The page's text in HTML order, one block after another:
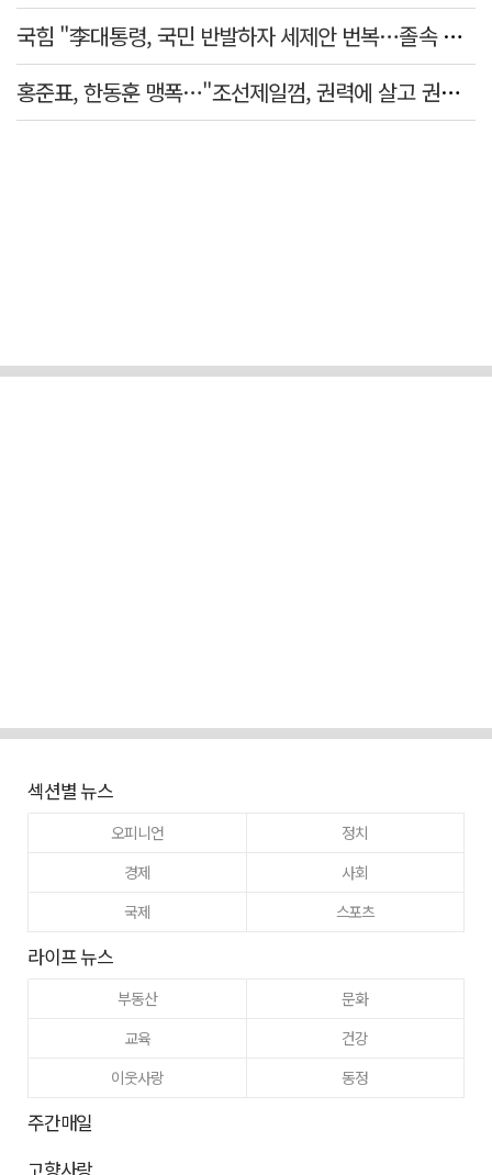
국힘 "李대통령, 국민 반발하자 세제안 번복…졸속 국정 즉각 중단"
홍준표, 한동훈 맹폭…"조선제일껌, 권력에 살고 권력에 죽었다"
섹션별 뉴스
오피니언
정치
경제
사회
국제
스포츠
라이프 뉴스
부동산
문화
교육
건강
이웃사랑
동정
주간매일
고향사랑